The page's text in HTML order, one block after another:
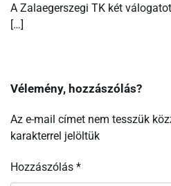
A Zalaegerszegi TK két
[…]
Vélemény, hozzászólás?
Az e-mail címet nem tesszük
karakterrel jelöltük
Hozzászólás *